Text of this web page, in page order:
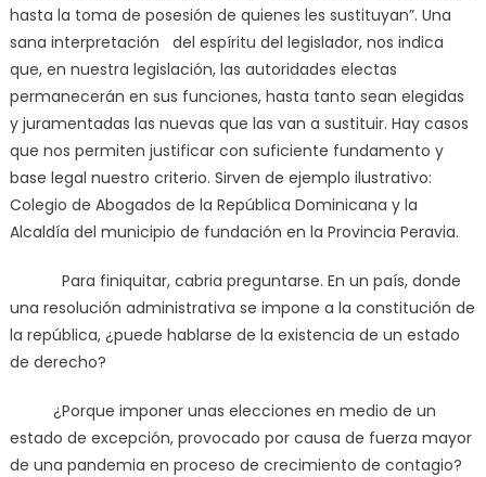
hasta la toma de posesión de quienes les sustituyan”. Una
sana interpretación del espíritu del legislador, nos indica
que, en nuestra legislación, las autoridades electas
permanecerán en sus funciones, hasta tanto sean elegidas
y juramentadas las nuevas que las van a sustituir. Hay casos
que nos permiten justificar con suficiente fundamento y
base legal nuestro criterio. Sirven de ejemplo ilustrativo:
Colegio de Abogados de la República Dominicana y la
Alcaldía del municipio de fundación en la Provincia Peravia.
Para finiquitar, cabria preguntarse. En un país, donde
una resolución administrativa se impone a la constitución de
la república, ¿puede hablarse de la existencia de un estado
de derecho?
¿Porque imponer unas elecciones en medio de un
estado de excepción, provocado por causa de fuerza mayor
de una pandemia en proceso de crecimiento de contagio?